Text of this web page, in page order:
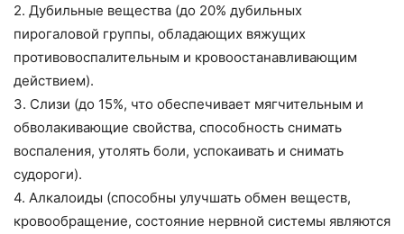
2. Дубильные вещества (до 20% дубильных
пирогаловой группы, обладающих вяжущих
противовоспалительным и кровоостанавливающим
действием).
3. Слизи (до 15%, что обеспечивает мягчительным и
обволакивающие свойства, способность снимать
воспаления, утолять боли, успокаивать и снимать
судороги).
4. Алкалоиды (способны улучшать обмен веществ,
кровообращение, состояние нервной системы являются